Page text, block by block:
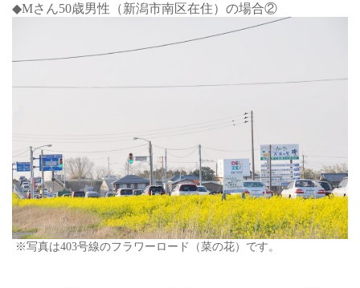
◆Mさん50歳男性（新潟市南区在住）の場合②
※写真は403号線のフラワーロード（菜の花）です。